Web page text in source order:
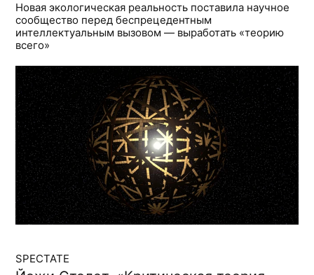
Новая экологическая реальность поставила научное
сообщество перед беспрецедентным
интеллектуальным вызовом — выработать «теорию
всего»
SPECTATE